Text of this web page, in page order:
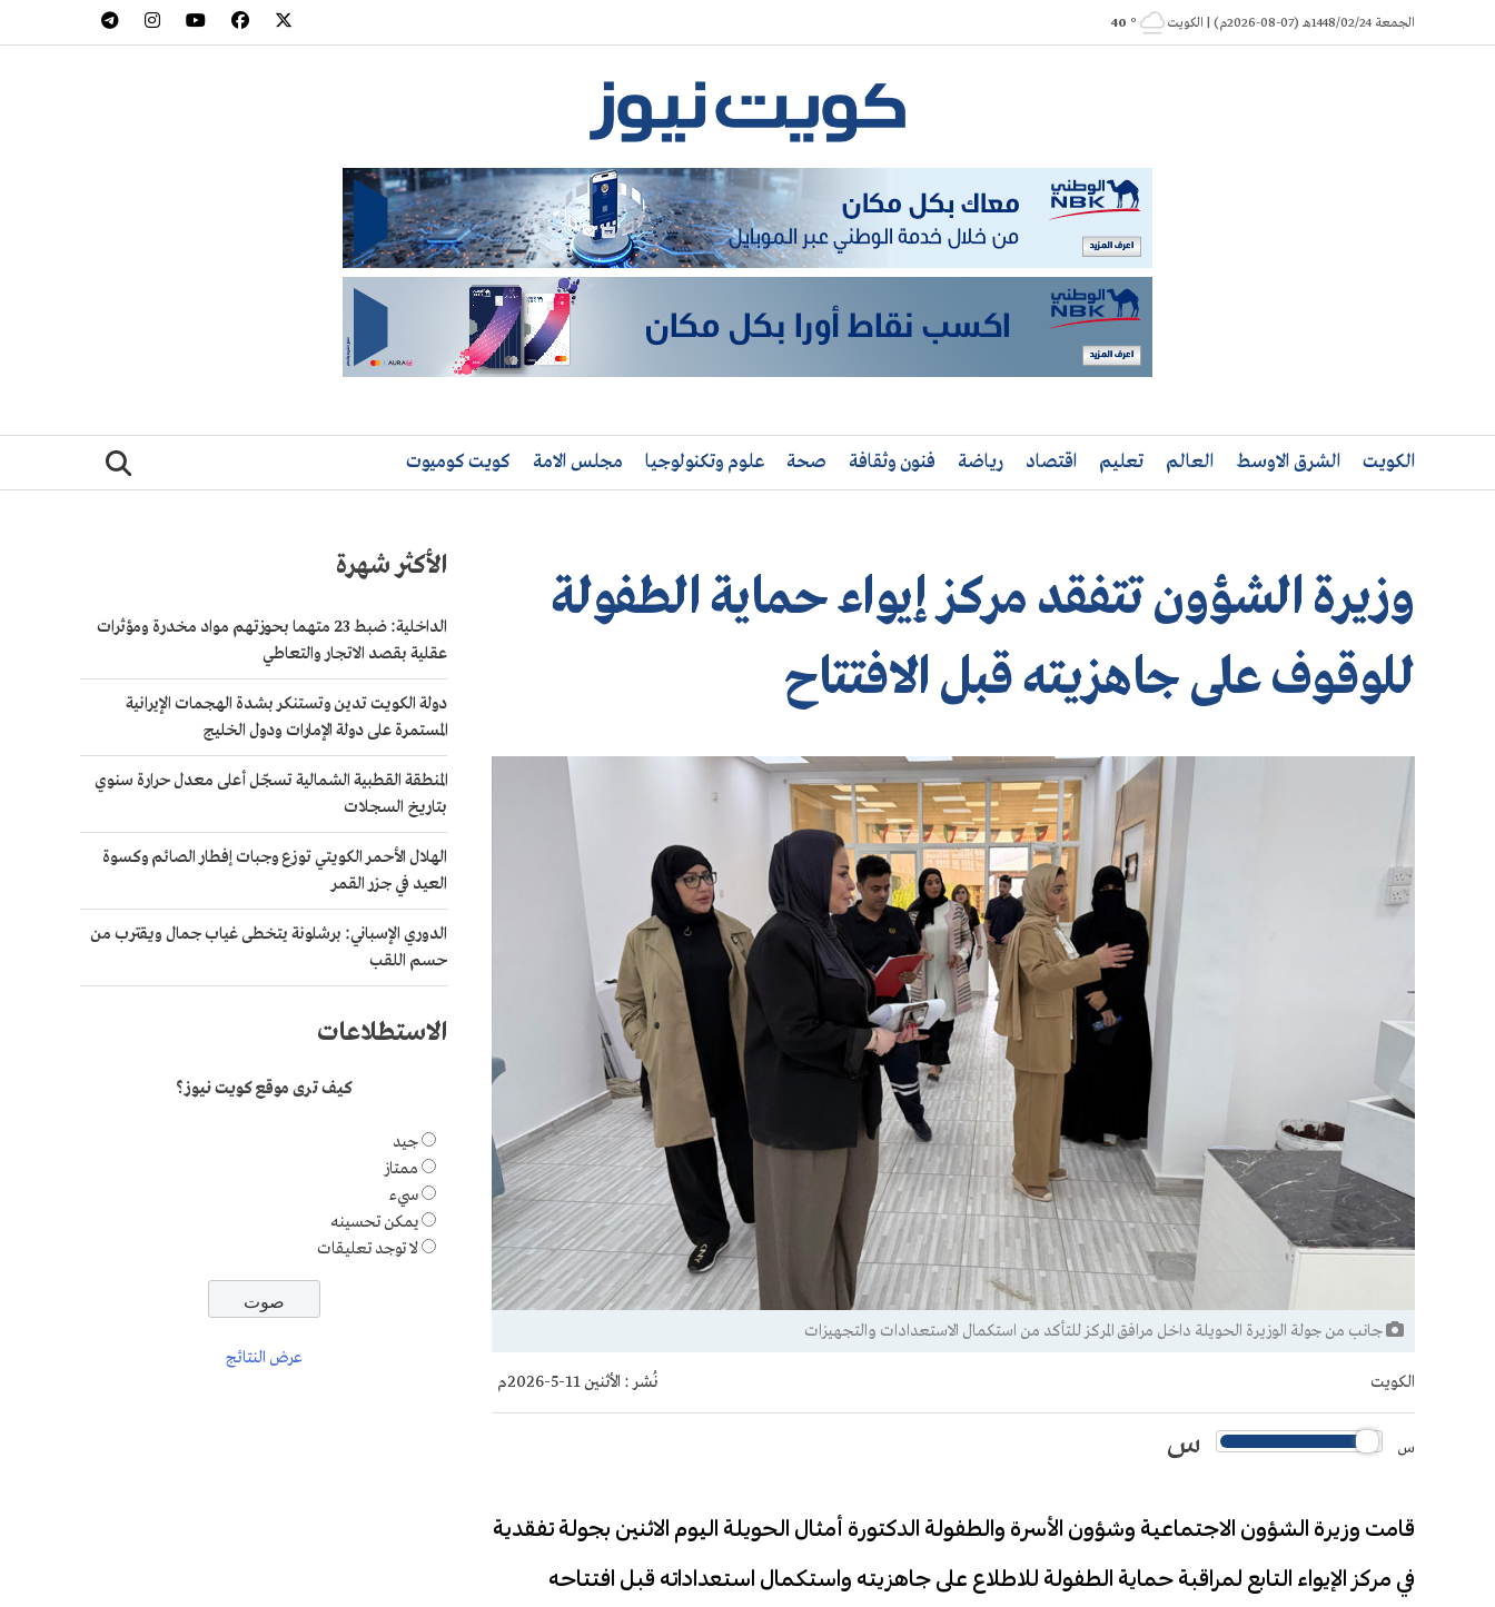
to
الجمعة 1448/02/24هـ (07-08-2026م) | الكويت ° 40
الكويت الشرق الاوسط العالم تعليم اقتصاد رياضة فنون وثقافة صحة علوم وتكنولوجيا مجلس الامة كويت كوميوت
وزيرة الشؤون تتفقد مركز إيواء حماية الطفولة
للوقوف على جاهزيته قبل الافتتاح
جانب من جولة الوزيرة الحويلة داخل مرافق المركز للتأكد من استكمال الاستعدادات والتجهيزات
الكويت نُشر : الأثنين 11-5-2026م
س س
قامت وزيرة الشؤون الاجتماعية وشؤون الأسرة والطفولة الدكتورة أمثال الحويلة اليوم الاثنين بجولة تفقدية
في مركز الإيواء التابع لمراقبة حماية الطفولة للاطلاع على جاهزيته واستكمال استعداداته قبل افتتاحه
الأكثر شهرة
الداخلية: ضبط 23 متهما بحوزتهم مواد مخدرة ومؤثرات
عقلية بقصد الاتجار والتعاطي
دولة الكويت تدين وتستنكر بشدة الهجمات الإيرانية
المستمرة على دولة الإمارات ودول الخليج
المنطقة القطبية الشمالية تسجّل أعلى معدل حرارة سنوي
بتاريخ السجلات
الهلال الأحمر الكويتي توزع وجبات إفطار الصائم وكسوة
العيد في جزر القمر
الدوري الإسباني: برشلونة يتخطى غياب جمال ويقترب من
حسم اللقب
الاستطلاعات
كيف ترى موقع كويت نيوز؟
جيد
ممتاز
سيء
يمكن تحسينه
لا توجد تعليقات
عرض النتائج